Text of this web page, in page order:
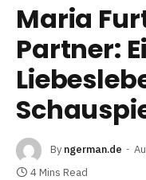
Maria
Partner:
By ngerman.de
4 Mins Read